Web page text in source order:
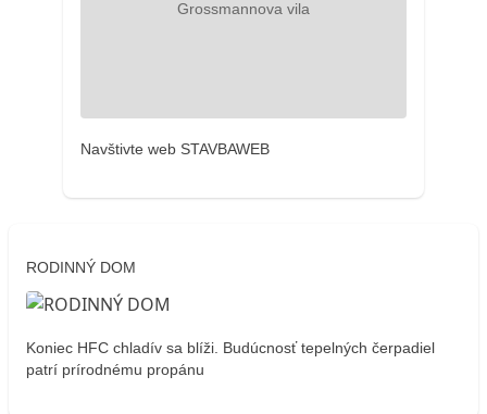
Navštivte web STAVBAWEB
RODINNÝ DOM
Koniec HFC chladív sa blíži. Budúcnosť tepelných čerpadiel
patrí prírodnému propánu